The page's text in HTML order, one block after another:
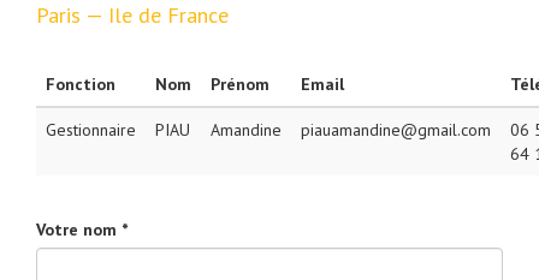
Paris — Ile de France
Fonction Nom Prénom Email
Gestionnaire PIAU Amandine piauamandine@gmail.com
06
64
Votre nom *